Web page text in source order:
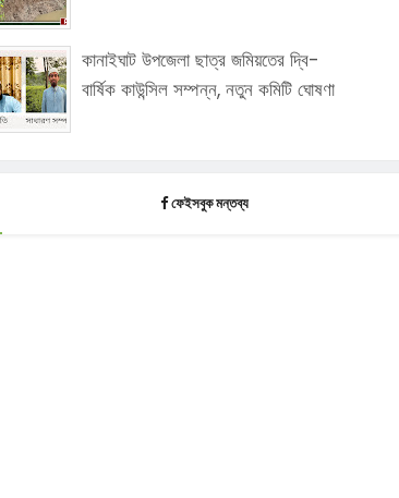
কানাইঘাট উপজেলা ছাত্র জমিয়তের দ্বি-
বার্ষিক কাউন্সিল সম্পন্ন, নতুন কমিটি ঘোষণা
ফেইসবুক মন্তব্য